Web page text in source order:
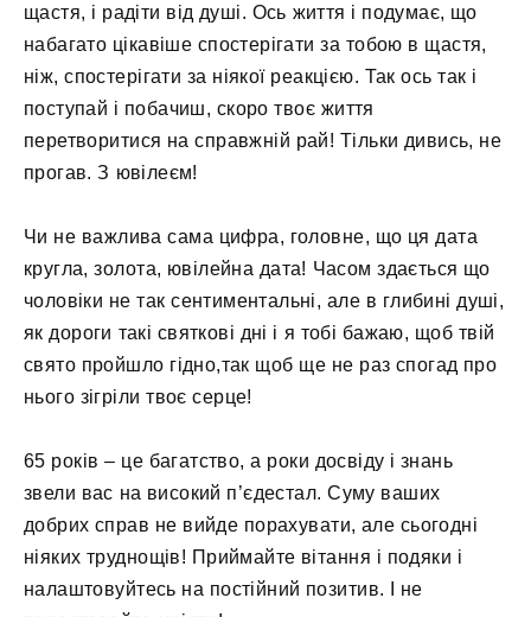
щастя, і радіти від душі. Ось життя і подумає, що
набагато цікавіше спостерігати за тобою в щастя,
ніж, спостерігати за ніякої реакцією. Так ось так і
поступай і побачиш, скоро твоє життя
перетворитися на справжній рай! Тільки дивись, не
прогав. З ювілеєм!
Чи не важлива сама цифра, головне, що ця дата
кругла, золота, ювілейна дата! Часом здається що
чоловіки не так сентиментальні, але в глибині душі,
як дороги такі святкові дні і я тобі бажаю, щоб твій
свято пройшло гідно,так щоб ще не раз спогад про
нього зігріли твоє серце!
65 років – це багатство, а роки досвіду і знань
звели вас на високий п’єдестал. Суму ваших
добрих справ не вийде порахувати, але сьогодні
ніяких труднощів! Приймайте вітання і подяки і
налаштовуйтесь на постійний позитив. І не